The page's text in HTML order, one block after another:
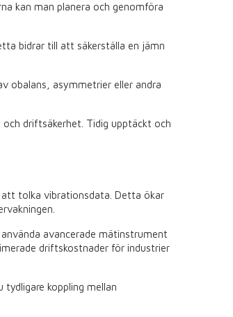
kan man planera och genomföra
bidrar till att säkerställa en jämn
obalans, asymmetrier eller andra
driftsäkerhet. Tidig upptäckt och
tolka vibrationsdata. Detta ökar
avancerade mätinstrument
driftskostnader för industrier
koppling mellan